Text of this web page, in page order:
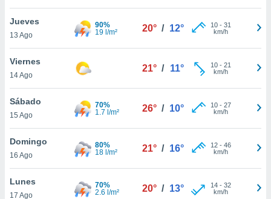
cookies
aceptar
En
de que
Jueves
13 Ago
90%
19 l/m²
20° / 12° 10- 31
km/h
Viernes
14 Ago
21° / 11° 10- 21
km/h
Sábado
15 Ago
70%
1.7 l/m²
26° / 10° 10- 27
km/h
Domingo
16 Ago
80%
18 l/m²
21° / 16° 12- 46
km/h
Lunes
17 Ago
70%
2.6 l/m²
20° / 13° 14- 32
km/h